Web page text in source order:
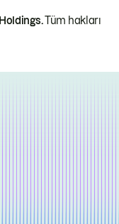
Tüm hakları